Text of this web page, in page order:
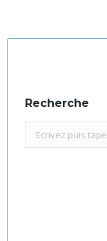
Recherche
Recherche
: